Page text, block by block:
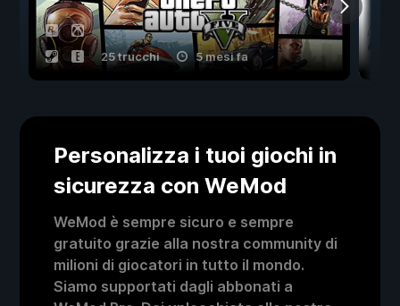
25 trucchi 5 mesi fa
Personalizza i tuoi giochi in
sicurezza con WeMod
WeMod è sempre sicuro e sempre
gratuito grazie alla nostra community di
milioni di giocatori in tutto il mondo.
Siamo supportati dagli abbonati a